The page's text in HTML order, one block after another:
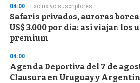
04:00 Exclusivo suscriptores
Safaris privados, auroras
US$ 3.000 por día: así viajan los
premium
04:00
Agenda Deportiva del 7 de
Clausura en Uruguay y